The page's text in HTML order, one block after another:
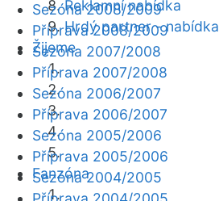
Reklamní nabídka
Hrdý partner - nabídka
Žijeme
Fanzóna
Sezóna 2008/2009
Příprava 2008/2009
Sezóna 2007/2008
Příprava 2007/2008
Sezóna 2006/2007
Příprava 2006/2007
Sezóna 2005/2006
Příprava 2005/2006
Sezóna 2004/2005